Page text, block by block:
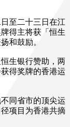
至二十三日在江
得主将获「恒生
和鼓励。
生银行赞助，两
得奖牌的香港运
同省市的顶尖运
项目为香港共摘